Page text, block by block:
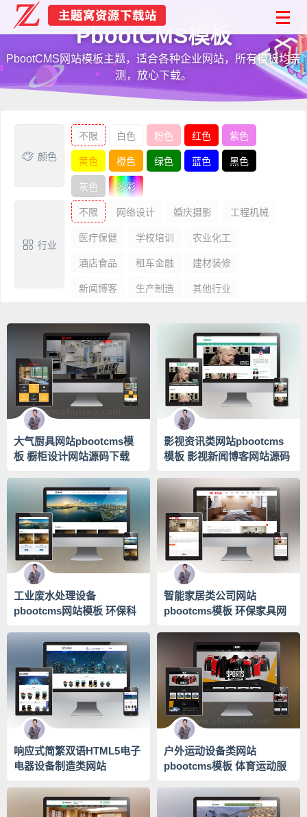
PbootCMS模板
PbootCMS网站模板主题，适合各种企业网站，所有模板均亲
测，放心下载。
颜色
不限 白色 粉色 红色 紫色
黄色 橙色 绿色 蓝色 黑色
灰色 多彩
行业
不限 网络设计 婚庆摄影 工程机械
医疔保健 学校培训 农业化工
酒店食品 租车金融 建材装修
新闻博客 生产制造 其他行业
大气厨具网站pbootcms模
板 橱柜设计网站源码下载
影视资讯类网站pbootcms
模板 影视新闻博客网站源码
工业废水处理设备
pbootcms网站模板 环保科
智能家居类公司网站
pbootcms模板 环保家具网
响应式简繁双语HTML5电子
电器设备制造类网站
户外运动设备类网站
pbootcms模板 体育运动服